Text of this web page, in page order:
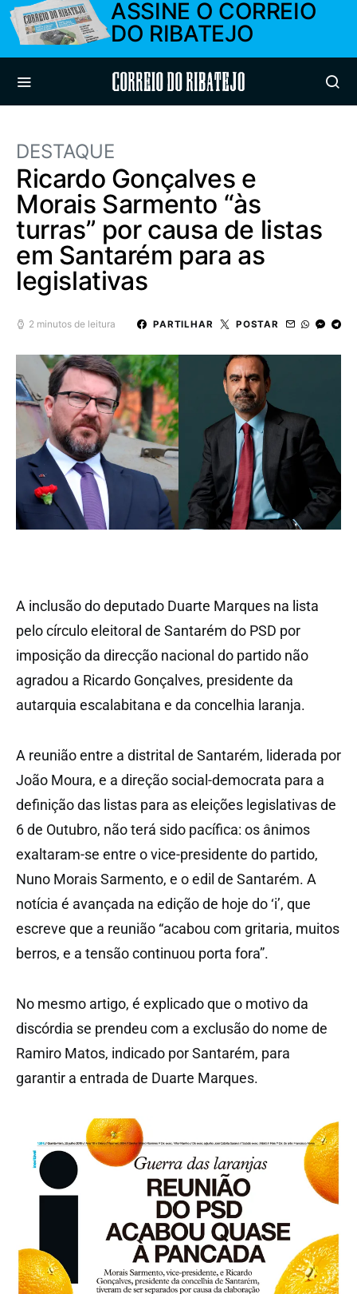
ASSINE O CORREIO
DO RIBATEJO
Correio do Ribatejo
DESTAQUE
Ricardo Gonçalves e
Morais Sarmento “às
turras” por causa de listas
em Santarém para as
legislativas
2 minutos de leitura PARTILHAR POSTAR
A inclusão do deputado Duarte Marques na lista
pelo círculo eleitoral de Santarém do PSD por
imposição da direcção nacional do partido não
agradou a Ricardo Gonçalves, presidente da
autarquia escalabitana e da concelhia laranja.
A reunião entre a distrital de Santarém, liderada por
João Moura, e a direção social-democrata para a
definição das listas para as eleições legislativas de
6 de Outubro, não terá sido pacífica: os ânimos
exaltaram-se entre o vice-presidente do partido,
Nuno Morais Sarmento, e o edil de Santarém. A
notícia é avançada na edição de hoje do ‘i’, que
escreve que a reunião “acabou com gritaria, muitos
berros, e a tensão continuou porta fora”.
No mesmo artigo, é explicado que o motivo da
discórdia se prendeu com a exclusão do nome de
Ramiro Matos, indicado por Santarém, para
garantir a entrada de Duarte Marques.